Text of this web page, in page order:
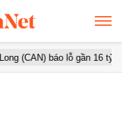
lỗ gần 16 tỷ đồng, tài sản